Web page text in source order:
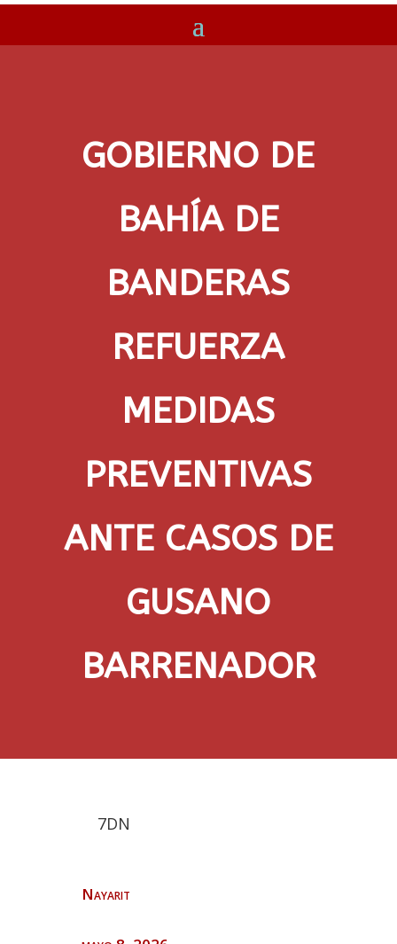
GOBIERNO DE
BAHÍA DE
BANDERAS
REFUERZA
MEDIDAS
PREVENTIVAS
ANTE CASOS DE
GUSANO
BARRENADOR
7DN
Nayarit